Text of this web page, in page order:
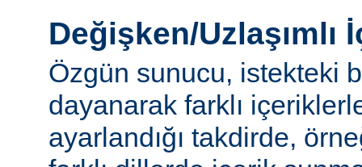
Değişken/Uzlaşımlı
Özgün sunucu, istekteki
dayanarak farklı
ayarlandığı takdirde,